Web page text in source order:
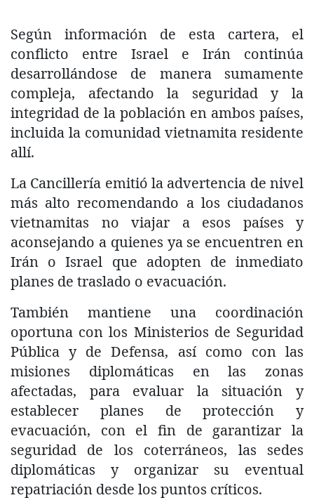
Según información de esta cartera, el
conflicto entre Israel e Irán continúa
desarrollándose de manera sumamente
compleja, afectando la seguridad y la
integridad de la población en ambos países,
incluida la comunidad vietnamita residente
allí.
La Cancillería emitió la advertencia de nivel
más alto recomendando a los ciudadanos
vietnamitas no viajar a esos países y
aconsejando a quienes ya se encuentren en
Irán o Israel que adopten de inmediato
planes de traslado o evacuación.
También mantiene una coordinación
oportuna con los Ministerios de Seguridad
Pública y de Defensa, así como con las
misiones diplomáticas en las zonas
afectadas, para evaluar la situación y
establecer planes de protección y
evacuación, con el fin de garantizar la
seguridad de los coterráneos, las sedes
diplomáticas y organizar su eventual
repatriación desde los puntos críticos.